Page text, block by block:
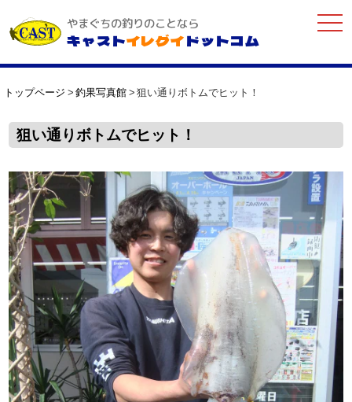
やまぐちの釣りのことなら
キャストイレグイドットコム
トップページ 釣果写真館 狙い通りボトムでヒット！
狙い通りボトムでヒット！